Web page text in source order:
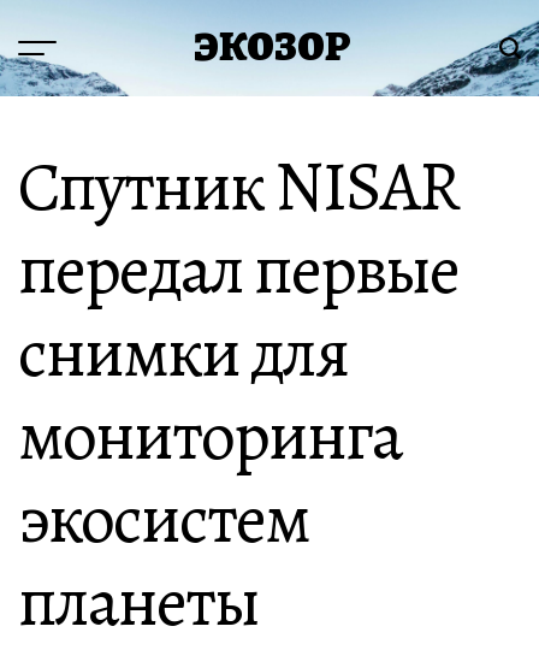
содержимому
Меню ЭКОЗОР
Спутник NISAR
передал первые
снимки для
мониторинга
экосистем
планеты